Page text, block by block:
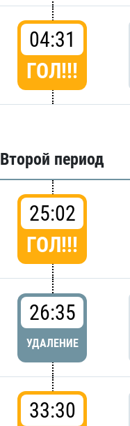
04:31
ГОЛ!!!
Второй период
25:02
ГОЛ!!!
26:35
УДАЛЕНИЕ
33:30